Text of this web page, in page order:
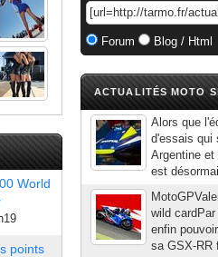
World
points
Forum Blog / Html
ACTUALITÉS MOTO
Alors que
d'essais qui
Argentine
est
wild
enfin
sa GSX-RR